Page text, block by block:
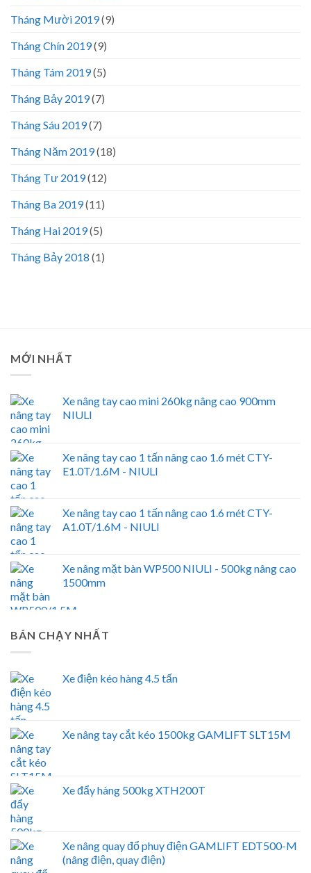
Tháng Mười 2019(9)
Tháng Chín 2019(9)
Tháng Tám 2019(5)
Tháng Bảy 2019(7)
Tháng Sáu 2019(7)
Tháng Năm 2019(18)
Tháng Tư 2019(12)
Tháng Ba 2019(11)
Tháng Hai 2019(5)
Tháng Bảy 2018 (1)
MỚI NHẤT
Xe nâng tay cao mini 260kg nâng cao 900mm
NIULI
Xe nâng tay cao 1 tấn nâng cao 1.6 mét CTY-
E1.0T/1.6M - NIULI
Xe nâng tay cao 1 tấn nâng cao 1.6 mét CTY-
A1.0T/1.6M - NIULI
Xe nâng mặt bàn WP500 NIULI - 500kg nâng cao
1500mm
BÁN CHẠY NHẤT
Xe điện kéo hàng 4.5 tấn
Xe nâng tay cắt kéo 1500kg GAMLIFT SLT15M
Xe đẩy hàng 500kg XTH200T
Xe nâng quay đổ phuy điện GAMLIFT EDT500-M
(nâng điện, quay điện)